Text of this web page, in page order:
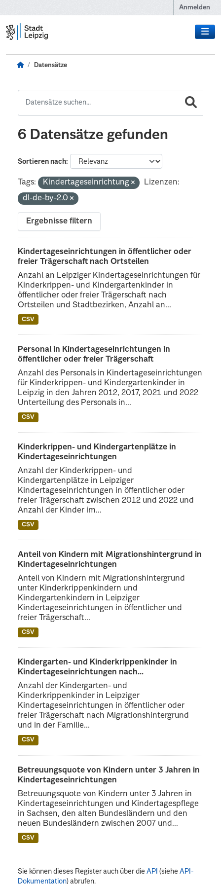
Anmelden
Datensätze
6 Datensätze gefunden
Sortieren nach
Tags: Kindertageseinrichtung
Lizenzen:
dl-de-by-2.0
Ergebnisse filtern
Kindertageseinrichtungen in öffentlicher oder
freier Trägerschaft nach Ortsteilen
Anzahl an Leipziger Kindertageseinrichtungen für
Kinderkrippen- und Kindergartenkinder in
öffentlicher oder freier Trägerschaft nach
Ortsteilen und Stadtbezirken, Anzahl an...
CSV
Personal in Kindertageseinrichtungen in
öffentlicher oder freier Trägerschaft
Anzahl des Personals in Kindertageseinrichtungen
für Kinderkrippen- und Kindergartenkinder in
Leipzig in den Jahren 2012, 2017, 2021 und 2022
Unterteilung des Personals in...
CSV
Kinderkrippen- und Kindergartenplätze in
Kindertageseinrichtungen
Anzahl der Kinderkrippen- und
Kindergartenplätze in Leipziger
Kindertageseinrichtungen in öffentlicher oder
freier Trägerschaft zwischen 2012 und 2022 und
Anzahl der Kinder im...
CSV
Anteil von Kindern mit Migrationshintergrund in
Kindertageseinrichtungen
Anteil von Kindern mit Migrationshintergrund
unter Kinderkrippenkindern und
Kindergartenkindern in Leipziger
Kindertageseinrichtungen in öffentlicher und
freier Trägerschaft...
CSV
Kindergarten- und Kinderkrippenkinder in
Kindertageseinrichtungen nach...
Anzahl der Kindergarten- und
Kinderkrippenkinder in Leipziger
Kindertageseinrichtungen in öffentlicher oder
freier Trägerschaft nach Migrationshintergrund
und in der Familie...
CSV
Betreuungsquote von Kindern unter 3 Jahren in
Kindertageseinrichtungen
Betreuungsquote von Kindern unter 3 Jahren in
Kindertageseinrichtungen und Kindertagespflege
in Sachsen, den alten Bundesländern und den
neuen Bundesländern zwischen 2007 und...
CSV
Sie können dieses Register auch über dieAPI (sieheAPI-
Dokumentation) abrufen.